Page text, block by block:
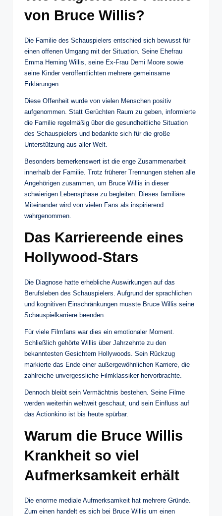
von Bruce Willis?
Die Familie des Schauspielers entschied sich bewusst für
einen offenen Umgang mit der Situation. Seine Ehefrau
Emma Heming Willis, seine Ex-Frau Demi Moore sowie
seine Kinder veröffentlichten mehrere gemeinsame
Erklärungen.
Diese Offenheit wurde von vielen Menschen positiv
aufgenommen. Statt Gerüchten Raum zu geben, informierte
die Familie regelmäßig über die gesundheitliche Situation
des Schauspielers und bedankte sich für die große
Unterstützung aus aller Welt.
Besonders bemerkenswert ist die enge Zusammenarbeit
innerhalb der Familie. Trotz früherer Trennungen stehen alle
Angehörigen zusammen, um Bruce Willis in dieser
schwierigen Lebensphase zu begleiten. Dieses familiäre
Miteinander wird von vielen Fans als inspirierend
wahrgenommen.
Das Karriereende eines
Hollywood-Stars
Die Diagnose hatte erhebliche Auswirkungen auf das
Berufsleben des Schauspielers. Aufgrund der sprachlichen
und kognitiven Einschränkungen musste Bruce Willis seine
Schauspielkarriere beenden.
Für viele Filmfans war dies ein emotionaler Moment.
Schließlich gehörte Willis über Jahrzehnte zu den
bekanntesten Gesichtern Hollywoods. Sein Rückzug
markierte das Ende einer außergewöhnlichen Karriere, die
zahlreiche unvergessliche Filmklassiker hervorbrachte.
Dennoch bleibt sein Vermächtnis bestehen. Seine Filme
werden weiterhin weltweit geschaut, und sein Einfluss auf
das Actionkino ist bis heute spürbar.
Warum die Bruce Willis
Krankheit so viel
Aufmerksamkeit erhält
Die enorme mediale Aufmerksamkeit hat mehrere Gründe.
Zum einen handelt es sich bei Bruce Willis um einen